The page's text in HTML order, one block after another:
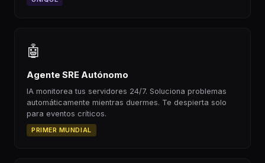
🤖
Agente SRE Autónomo
IA monitorea tus servidores 24/7. Soluciona problemas
automáticamente mientras duermes. Te despierta solo
para eventos críticos.
PRIMER MUNDIAL